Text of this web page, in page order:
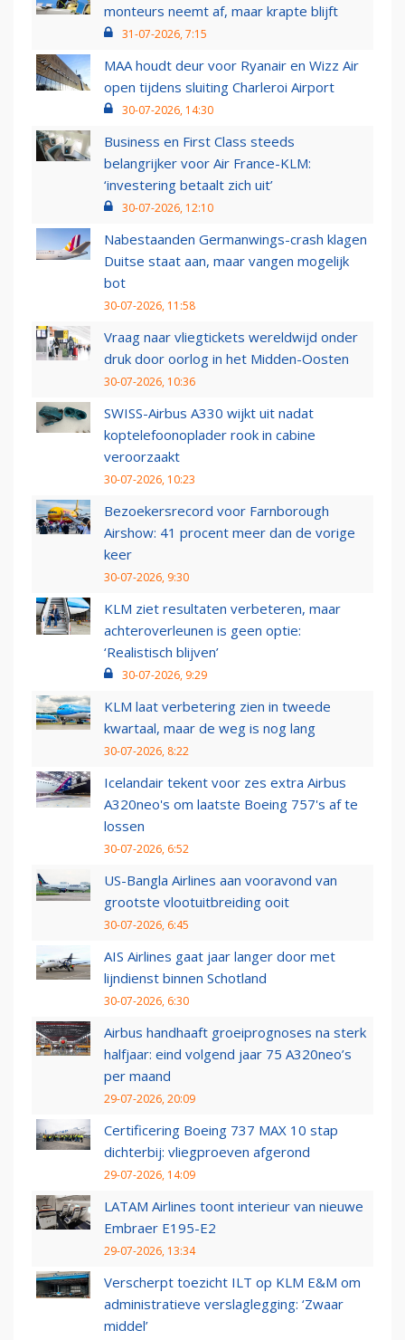
monteurs neemt af, maar krapte blijft
31-07-2026, 7:15
MAA houdt deur voor Ryanair en Wizz Air
open tijdens sluiting Charleroi Airport
30-07-2026, 14:30
Business en First Class steeds
belangrijker voor Air France-KLM:
‘investering betaalt zich uit’
30-07-2026, 12:10
Nabestaanden Germanwings-crash klagen
Duitse staat aan, maar vangen mogelijk
bot
30-07-2026, 11:58
Vraag naar vliegtickets wereldwijd onder
druk door oorlog in het Midden-Oosten
30-07-2026, 10:36
SWISS-Airbus A330 wijkt uit nadat
koptelefoonoplader rook in cabine
veroorzaakt
30-07-2026, 10:23
Bezoekersrecord voor Farnborough
Airshow: 41 procent meer dan de vorige
keer
30-07-2026, 9:30
KLM ziet resultaten verbeteren, maar
achteroverleunen is geen optie:
‘Realistisch blijven’
30-07-2026, 9:29
KLM laat verbetering zien in tweede
kwartaal, maar de weg is nog lang
30-07-2026, 8:22
Icelandair tekent voor zes extra Airbus
A320neo's om laatste Boeing 757's af te
lossen
30-07-2026, 6:52
US-Bangla Airlines aan vooravond van
grootste vlootuitbreiding ooit
30-07-2026, 6:45
AIS Airlines gaat jaar langer door met
lijndienst binnen Schotland
30-07-2026, 6:30
Airbus handhaaft groeiprognoses na sterk
halfjaar: eind volgend jaar 75 A320neo’s
per maand
29-07-2026, 20:09
Certificering Boeing 737 MAX 10 stap
dichterbij: vliegproeven afgerond
29-07-2026, 14:09
LATAM Airlines toont interieur van nieuwe
Embraer E195-E2
29-07-2026, 13:34
Verscherpt toezicht ILT op KLM E&M om
administratieve verslaglegging: ‘Zwaar
middel’